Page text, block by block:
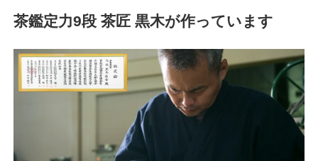
茶鑑定力9段 茶匠 黒木が作っています